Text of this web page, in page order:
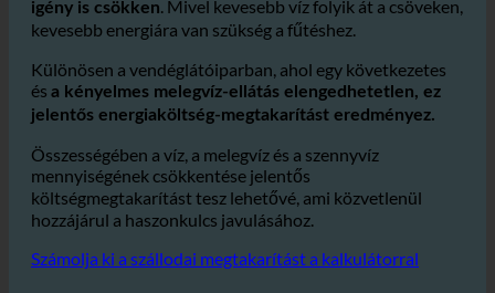
A közvetlen vízmegtakarítás mellett a a melegvíz iránti
igény is csökken. Mivel kevesebb víz folyik át a csöveken,
kevesebb energiára van szükség a fűtéshez.
Különösen a vendéglátóiparban, ahol egy következetes
ésa kényelmes melegvíz-ellátás elengedhetetlen, ez
jelentős energiaköltség-megtakarítást eredményez.
Összességében a víz, a melegvíz és a szennyvíz
mennyiségének csökkentése jelentős
költségmegtakarítást tesz lehetővé, ami közvetlenül
hozzájárul a haszonkulcs javulásához.